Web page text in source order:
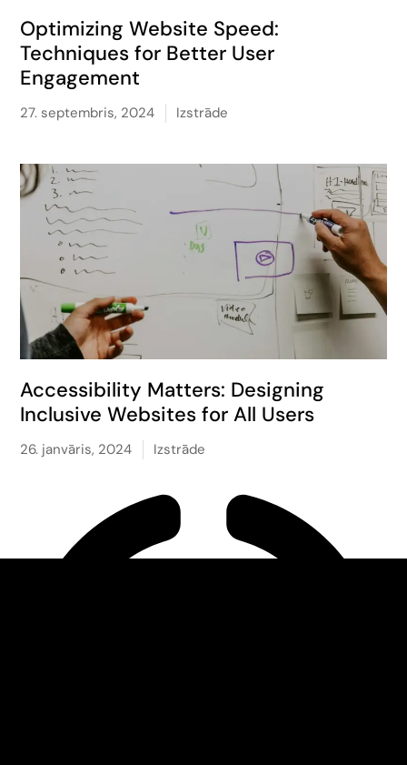
Optimizing Website Speed:
Techniques for Better User
Engagement
27. septembris, 2024 Izstrāde
Accessibility Matters: Designing
Inclusive Websites for All Users
26. janvāris, 2024 Izstrāde